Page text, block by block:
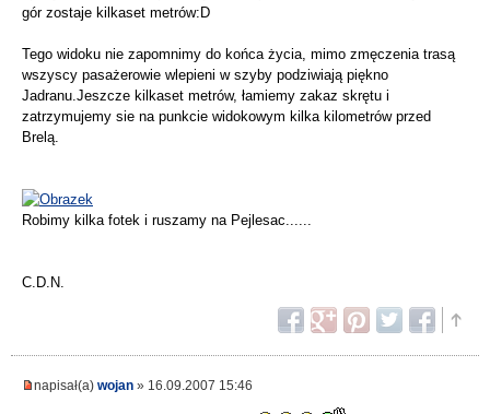
gór zostaje kilkaset metrów:D
Tego widoku nie zapomnimy do końca życia, mimo zmęczenia trasą
wszyscy pasażerowie wlepieni w szyby podziwiają piękno
Jadranu.Jeszcze kilkaset metrów, łamiemy zakaz skrętu i
zatrzymujemy sie na punkcie widokowym kilka kilometrów przed
Brelą.
Robimy kilka fotek i ruszamy na Pejlesac......
C.D.N.
napisał(a) wojan » 16.09.2007 15:46